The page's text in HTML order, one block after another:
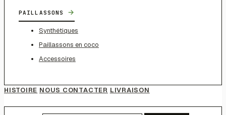
PAILLASSONS →
Synthétiques
Paillassons en coco
Accessoires
HISTOIRE NOUS CONTACTER LIVRAISON